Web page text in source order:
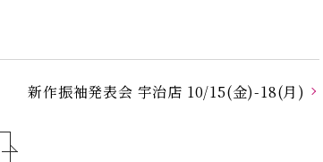
新作振袖発表会 宇治店 10/15(金)-18(月)